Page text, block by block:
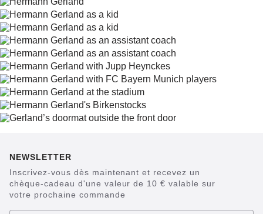
NEWSLETTER
Inscrivez-vous dès maintenant et recevez un
chèque-cadeau d'une valeur de 10 € valable sur
votre prochaine commande